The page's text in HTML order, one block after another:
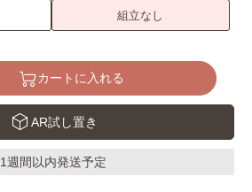
組立なし
カートに入れる
AR試し置き
1週間以内発送予定